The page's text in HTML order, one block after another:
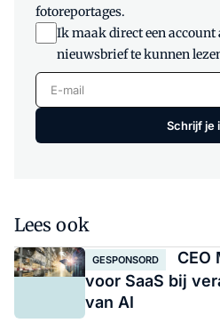
fotoreportages.
Ik maak direct een
nieuwsbrief te kunnen
E-mail
Schrijf je
Lees ook
GESPONSORD
CEO
voor SaaS bij
van AI